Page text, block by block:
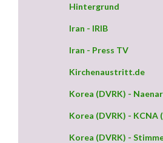
Hintergrund
Iran - IRIB
Iran - Press TV
Kirchenaustritt.de
Korea (DVRK) -
Korea (DVRK) - KCNA
Korea (DVRK) -